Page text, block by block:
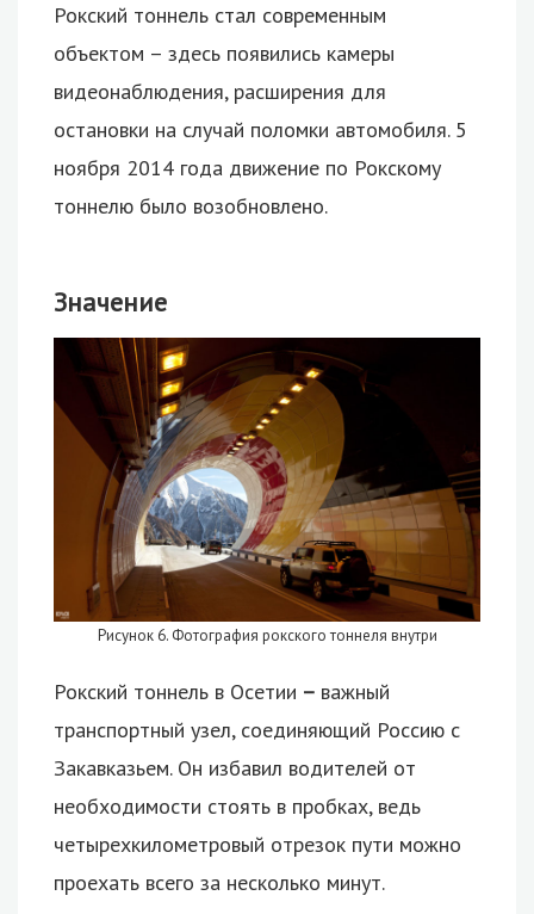
Рокский тоннель стал современным
объектом – здесь появились камеры
видеонаблюдения, расширения для
остановки на случай поломки автомобиля. 5
ноября 2014 года движение по Рокскому
тоннелю было возобновлено.
Значение
Рисунок 6. Фотография рокского тоннеля внутри
Рокский тоннель в Осетии – важный
транспортный узел, соединяющий Россию с
Закавказьем. Он избавил водителей от
необходимости стоять в пробках, ведь
четырехкилометровый отрезок пути можно
проехать всего за несколько минут.